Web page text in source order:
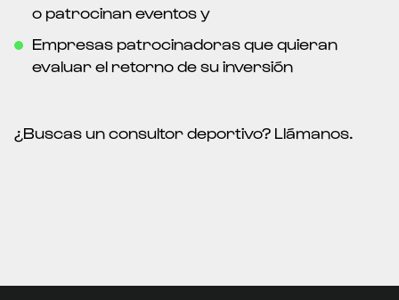
o patrocinan eventos y
Empresas patrocinadoras que quieran
evaluar el retorno de su inversión
¿Buscas unconsultor deportivo? Llámanos.